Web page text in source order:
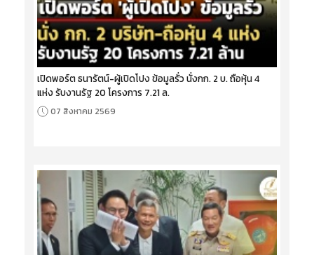
เปิดพอร์ต ธนารัตน์-ผู้เปิดโปง ข้อมูลรั่ว นั่งกก. 2 บ. ถือหุ้น 4
แห่ง รับงานรัฐ 20 โครงการ 7.21 ล.
07 สิงหาคม 2569